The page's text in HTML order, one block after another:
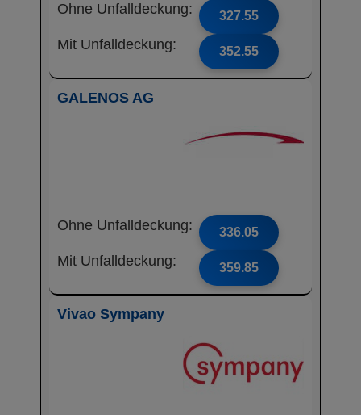
Ohne Unfalldeckung: 327.55
Mit Unfalldeckung: 352.55
GALENOS AG
Ohne Unfalldeckung: 336.05
Mit Unfalldeckung: 359.85
Vivao Sympany